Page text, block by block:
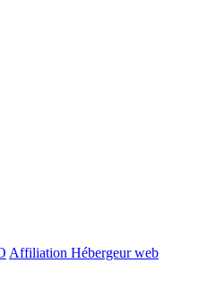
Affiliation Hébergeur web